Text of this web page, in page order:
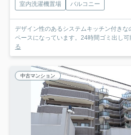
室内洗濯機置場 バルコニー
デザイン性のあるシステムキッチン付き
ペースになっています。24時間ゴミ出し
る
中古マンション